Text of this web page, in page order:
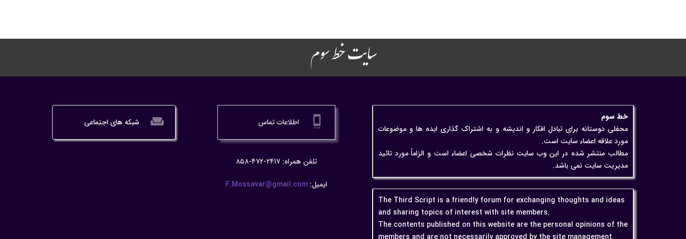
سایت خط سوم
خط سوم
محفلی دوستانه برای تبادل افکار و اندیشه و به اشتراک گذاری ایده ها و موضوعات
مورد علاقه اعضاء سایت است.
مطالب منتشر شده در این وب سایت نظرات شخصی اعضاء است و الزاماً مورد تائید
مدیریت سایت نمی باشد.
The Third Script is a friendly forum for exchanging thoughts and ideas
and sharing topics of interest with site members.
The contents published on this website are the personal opinions of the
settings_cell اطلاعات تماس
تلفن همراه: ۲۴۱۷-۴۷۲-۸۵۸
ایمیل:F.Mossavar@gmail.com
weekend شبکه های اجتماعی